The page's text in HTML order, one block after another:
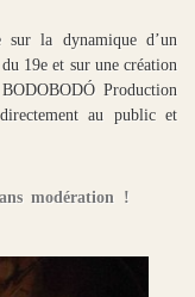
sur la dynamique d’un
19e et sur une création
Production
au public et
modération !